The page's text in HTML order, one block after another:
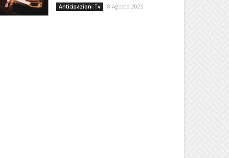
Anticipazioni Tv 8 Agosto 2026